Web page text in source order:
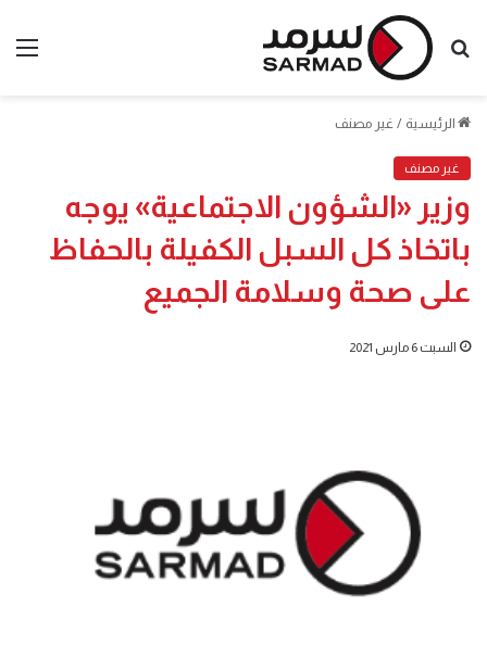
بحث
الرئيسية / غير مصنف
غير مصنف
وزير «الشؤون الاجتماعية» يوجه
باتخاذ كل السبل الكفيلة بالحفاظ
على صحة وسلامة الجميع
السبت 6 مارس 2021